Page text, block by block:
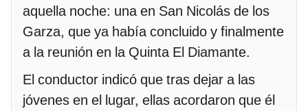
aquella noche: una en San Nicolás de los
Garza, que ya había concluido y finalmente
a la reunión en la Quinta El Diamante.
El conductor indicó que tras dejar a las
jóvenes en el lugar, ellas acordaron que él